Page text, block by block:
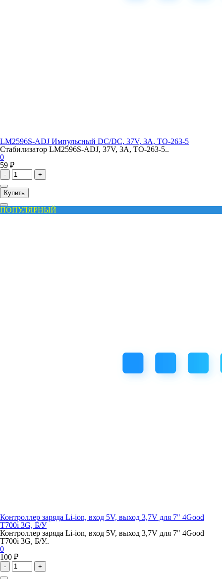
LM2596S-ADJ Импульcный DC/DC, 37V, 3A, TO-263-5
Стабилизатор LM2596S-ADJ, 37V, 3A, TO-263-5..
0
59 ₽
- +
Купить
ПОПУЛЯРНЫЙ
Контроллер заряда Li-ion, вход 5V, выход 3,7V для 7" 4Good
T700i 3G, Б/У
Контроллер заряда Li-ion, вход 5V, выход 3,7V для 7" 4Good
T700i 3G, Б/У..
0
100 ₽
- +